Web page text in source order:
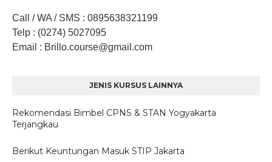
Call / WA / SMS : 0895638321199
Telp : (0274) 5027095
Email : Brillo.course@gmail.com
JENIS KURSUS LAINNYA
Rekomendasi Bimbel CPNS & STAN Yogyakarta
Terjangkau
Berikut Keuntungan Masuk STIP Jakarta